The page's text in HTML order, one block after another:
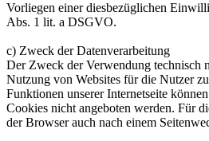
Vorliegen einer diesbezüglichen
Abs. 1 lit. a DSGVO.
c) Zweck der Datenverarbeitung
Der Zweck der Verwendung technisch
Nutzung von Websites für die Nutzer
Funktionen unserer Internetseite
Cookies nicht angeboten werden. Für
der Browser auch nach einem